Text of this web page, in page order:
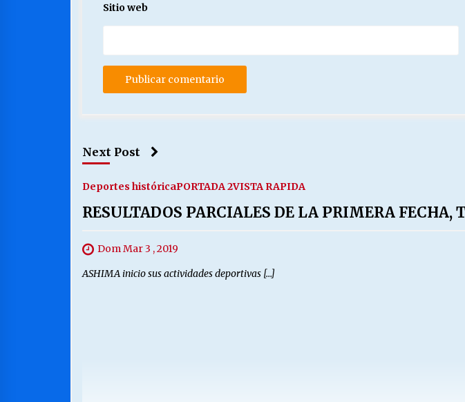
Sitio web
Next Post
Deportes históricaPORTADA 2VISTA RAPIDA
RESULTADOS PARCIALES DE LA PRIMERA FECHA,
Dom Mar 3 , 2019
ASHIMA inicio sus actividades deportivas […]